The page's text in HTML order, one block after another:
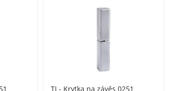
TI - Krytka na závěs 0251